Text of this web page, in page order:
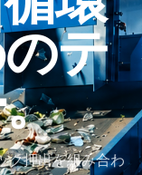
テ
ク押出を組み合わ